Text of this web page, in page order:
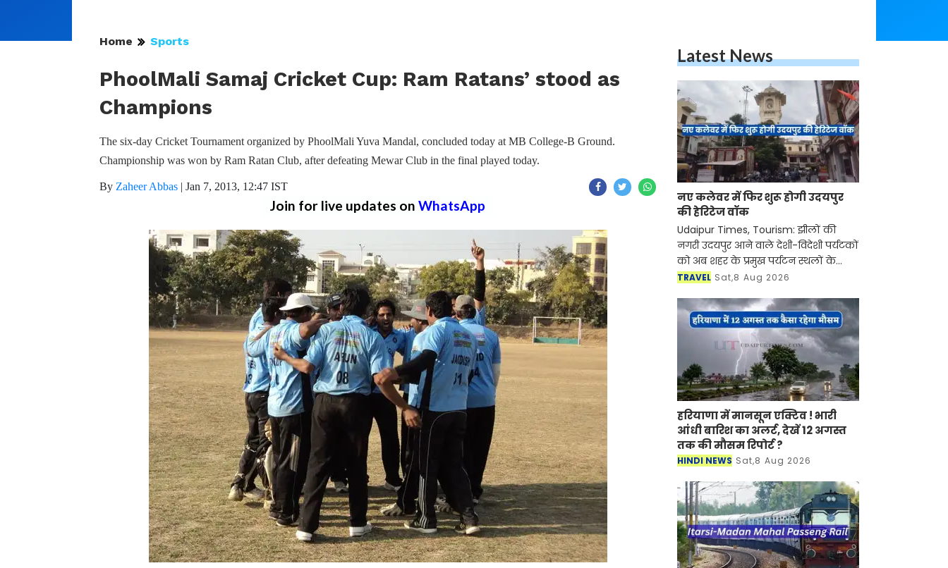
Home Sports
PhoolMali Samaj Cricket Cup: Ram Ratans’ stood as
Champions
The six-day Cricket Tournament organized by PhoolMali Yuva Mandal, concluded today at MB College-B Ground.
Championship was won by Ram Ratan Club, after defeating Mewar Club in the final played today.
By Zaheer Abbas | Jan 7, 2013, 12:47 IST
Join for live updates on WhatsApp
Latest News
नए कलेवर में फिर शुरू होगी उदयपुर
की हेरिटेज वॉक
Udaipur Times, Tourism: झीलों की
नगरी उदयपुर आने वाले देशी-विदेशी पर्यटकों
को अब शहर के प्रमुख पर्यटन स्थलों के
साथ-साथ इसकी समृद्ध सांस्कृतिक विरासत,
रूबरू करवान
TRAVEL Sat,8 Aug 2026
हरियाणा में मानसून एक्टिव ! भारी
आंधी बारिश का अलर्ट, देखें 12 अगस्त
तक की मौसम रिपोर्ट ?
HINDI NEWS Sat,8 Aug 2026